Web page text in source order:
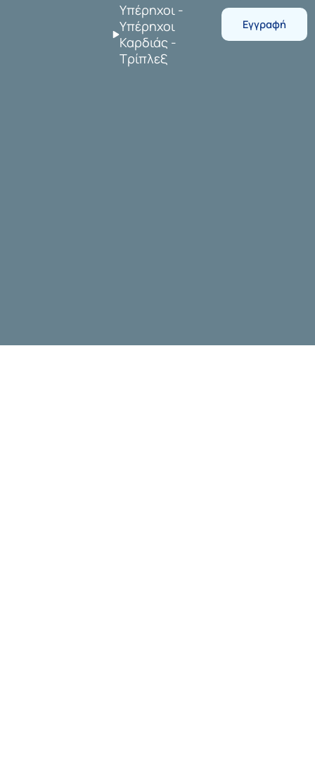
Υπέρηχοι -
Υπέρηχοι
Καρδιάς -
Τρίπλεξ
Εγγραφή